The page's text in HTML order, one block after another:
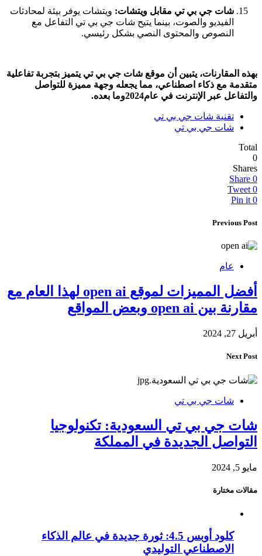
شات جي بي تي مقابل ويتشات: ويتشات يوفر بيئة لمحادثات
الفيديو والصوت، بينما يتيح شات جي بي تي التفاعل مع
النصوص والمحتوى النصي بشكل رئيسي.
بهذه المقارنات، يتبين أن موقع شات جي بي تي يتميز بتجربة تفاعلية
متقدمة مع ذكاء اصطناعي، مما يجعله وجهة مميزة للتواصل
والتفاعل عبر الإنترنت في عام2024وما بعده.
تقنية شات جي بي تي
شات جي بي تي
Total
0
Shares
Share 0
Tweet 0
Pin it 0
Previous Post
عام
أفضل المميزات لموقع open ai لهذا العام مع
مقارنة بين open ai وبعض المواقع
أبريل 27, 2024
Next Post
شات جي بي تي
شات جي بي تي السعودية: تكنولوجيا
التواصل الجديدة في المملكة
مايو 5, 2024
مقالات مختارة
كلود أوبس 4.5: ثورة جديدة في عالم الذكاء
الاصطناعي التوليدي